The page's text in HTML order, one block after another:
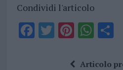
Condividi l'articolo
F T Pi
te
W
at
S
a
Articolo